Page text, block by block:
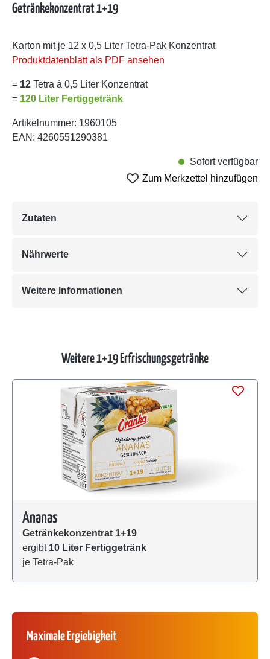
Getränkekonzentrat 1+19
Karton mit je 12 x 0,5 Liter Tetra-Pak Konzentrat
Produktdatenblatt als PDF ansehen
= 12 Tetra à 0,5 Liter Konzentrat
= 120 Liter Fertiggetränk
Artikelnummer: 1960105
EAN: 4260551290381
Sofort verfügbar
Zum Merkzettel hinzufügen
Zutaten
Nährwerte
Weitere Informationen
Weitere 1+19 Erfrischungsgetränke
Produktgalerie überspringen
Ananas
Getränkekonzentrat 1+19
ergibt 10 Liter Fertiggetränk
je Tetra-Pak
Maximale Ergiebigkeit